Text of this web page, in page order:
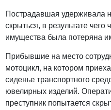
Пострадавшая удерживала
скрыться, в результате чего
имущества была потеряна
Прибывшие на место
мотоцикл, на котором
сиденье транспортного
ювелирных изделий.
преступник попытается